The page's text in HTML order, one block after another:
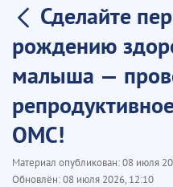
Сделайте
рождению
малыша —
ОМС!
Материал опубликован:08 июля
Обновлён:08 июля 2026, 12:10